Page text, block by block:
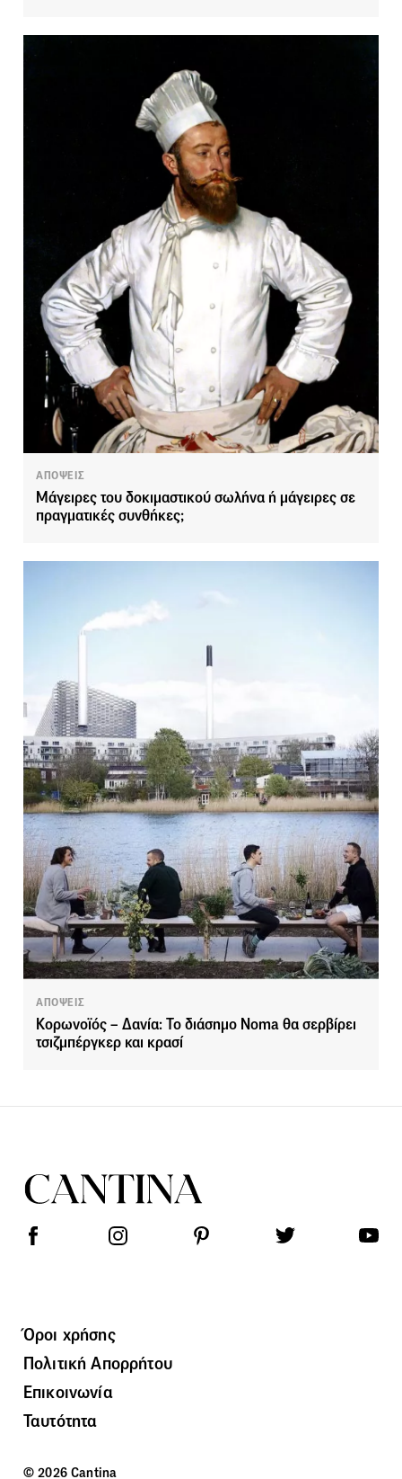
ΑΠΟΨΕΙΣ
Μάγειρες του δοκιμαστικού σωλήνα ή μάγειρες σε
πραγματικές συνθήκες;
ΑΠΟΨΕΙΣ
Κορωνοϊός – Δανία: Το διάσημο Noma θα σερβίρει
τσιζμπέργκερ και κρασί
Όροι χρήσης
Πολιτική Απορρήτου
Επικοινωνία
Ταυτότητα
© 2026 Cantina